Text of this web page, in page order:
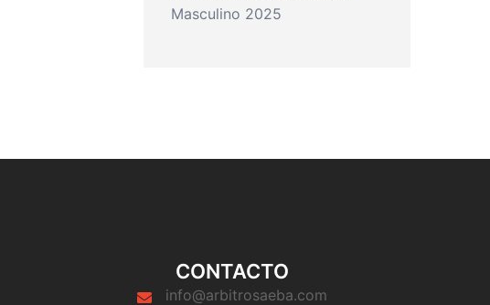
Masculino 2025
CONTACTO
info@arbitrosaeba.com